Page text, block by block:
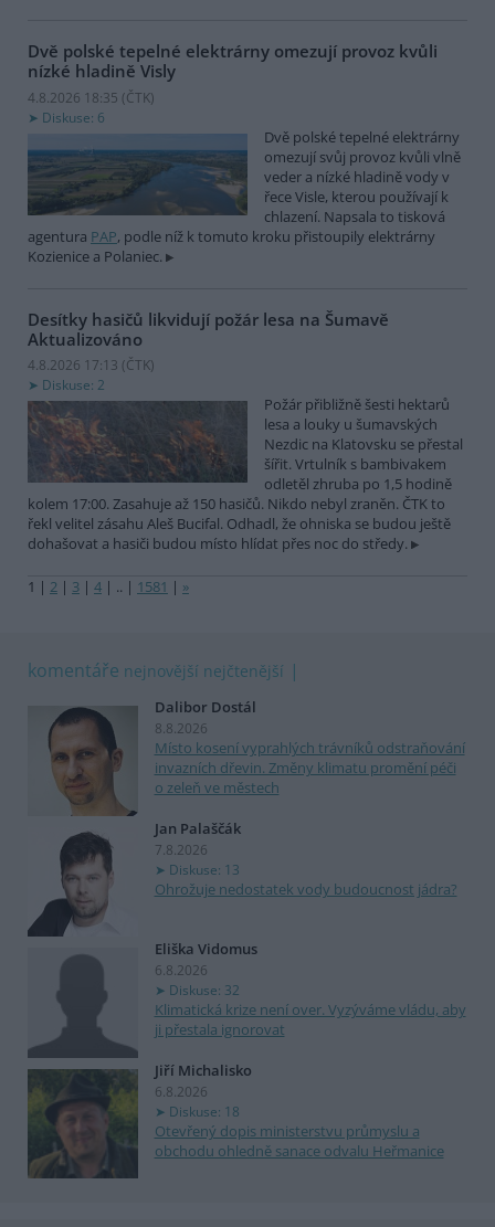
Dvě polské tepelné elektrárny omezují provoz kvůli
nízké hladině Visly
4.8.2026 18:35 (ČTK)
Diskuse: 6
Dvě polské tepelné elektrárny
omezují svůj provoz kvůli vlně
veder a nízké hladině vody v
řece Visle, kterou používají k
chlazení. Napsala to tisková
agentura PAP, podle níž k tomuto kroku přistoupily elektrárny
Kozienice a Polaniec.
Desítky hasičů likvidují požár lesa na Šumavě
Aktualizováno
4.8.2026 17:13 (ČTK)
Diskuse: 2
Požár přibližně šesti hektarů
lesa a louky u šumavských
Nezdic na Klatovsku se přestal
šířit. Vrtulník s bambivakem
odletěl zhruba po 1,5 hodině
kolem 17:00. Zasahuje až 150 hasičů. Nikdo nebyl zraněn. ČTK to
řekl velitel zásahu Aleš Bucifal. Odhadl, že ohniska se budou ještě
dohašovat a hasiči budou místo hlídat přes noc do středy.
1 | 2 | 3 | 4 | .. | 1581 | »
komentáře nejnovější nejčtenější
Dalibor Dostál
8.8.2026
Místo kosení vyprahlých trávníků odstraňování
invazních dřevin. Změny klimatu promění péči
o zeleň ve městech
Jan Palaščák
7.8.2026
Diskuse: 13
Ohrožuje nedostatek vody budoucnost jádra?
Eliška Vidomus
6.8.2026
Diskuse: 32
Klimatická krize není over. Vyzýváme vládu, aby
ji přestala ignorovat
Jiří Michalisko
6.8.2026
Diskuse: 18
Otevřený dopis ministerstvu průmyslu a
obchodu ohledně sanace odvalu Heřmanice